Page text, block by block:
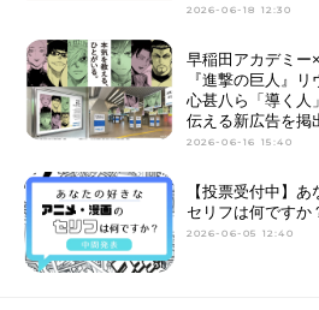
2026-06-18 12:30
早稲田アカデミ
『進撃の巨人』
心甚八ら「導く人
伝える新広告を掲
2026-06-16 15:40
【投票受付中】
セリフは何ですか
2026-06-05 12:40